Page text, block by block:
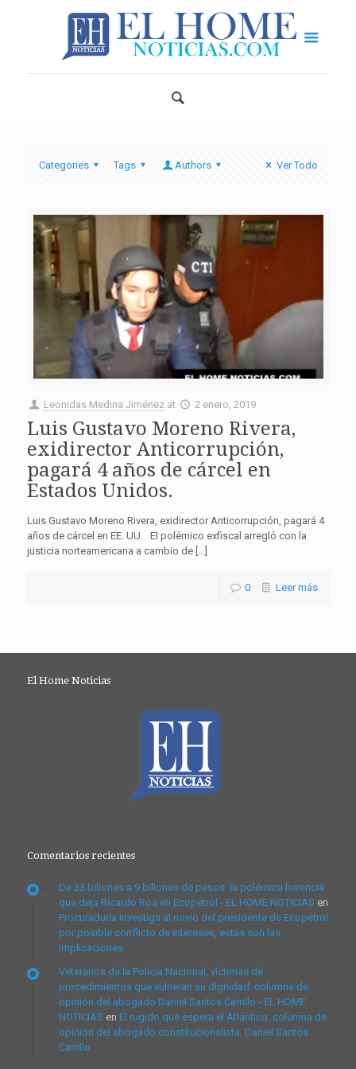
Categories Tags Authors Ver Todo
Leonidas Medina Jiménez at 2 enero, 2019
Luis Gustavo Moreno Rivera,
exidirector Anticorrupción,
pagará 4 años de cárcel en
Estados Unidos.
Luis Gustavo Moreno Rivera, exidirector Anticorrupción, pagará 4
años de cárcel en EE. UU. El polémico exfiscal arregló con la
justicia norteamericana a cambio de […]
0 Leer más
El Home Noticias
Comentarios recientes
De 33 billones a 9 billones de pesos: la polémica herencia
que deja Ricardo Roa en Ecopetrol - EL HOME NOTICIAS en
Procuraduría investiga al novio del presidente de Ecopetrol
por posible conflicto de intereses, estas son las
implicaciones
Veteranos de la Policía Nacional, víctimas de
procedimientos que vulneran su dignidad: columna de
opinión del abogado Daniel Santos Carrillo - EL HOME
NOTICIAS en El rugido que espera el Atlántico: columna de
opinión del abogado constitucionalista, Daniel Santos
Carrillo